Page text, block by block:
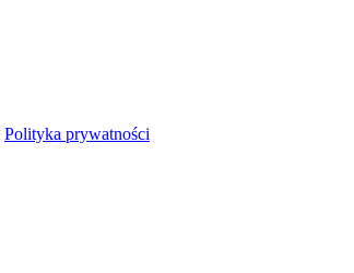
Polityka prywatności